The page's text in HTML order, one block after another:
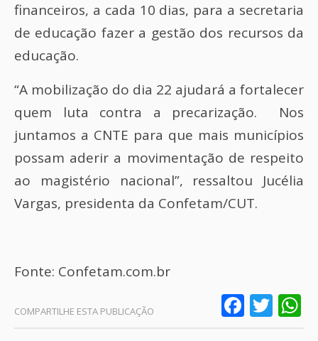
financeiros, a cada 10 dias, para a secretaria
de educação fazer a gestão dos recursos da
educação.
“A mobilização do dia 22 ajudará a fortalecer
quem luta contra a precarização. Nos
juntamos a CNTE para que mais municípios
possam aderir a movimentação de respeito
ao magistério nacional”, ressaltou Jucélia
Vargas, presidenta da Confetam/CUT.
Fonte: Confetam.com.br